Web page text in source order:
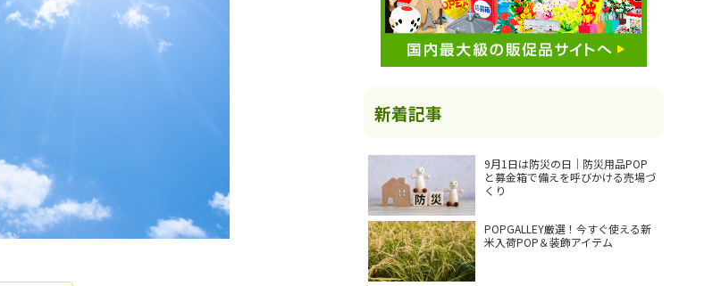
新着記事
9月1日は防災の日｜防災用品POP
と募金箱で備えを呼びかける売場づ
くり
POPGALLEY厳選！今すぐ使える新
米入荷POP＆装飾アイテム